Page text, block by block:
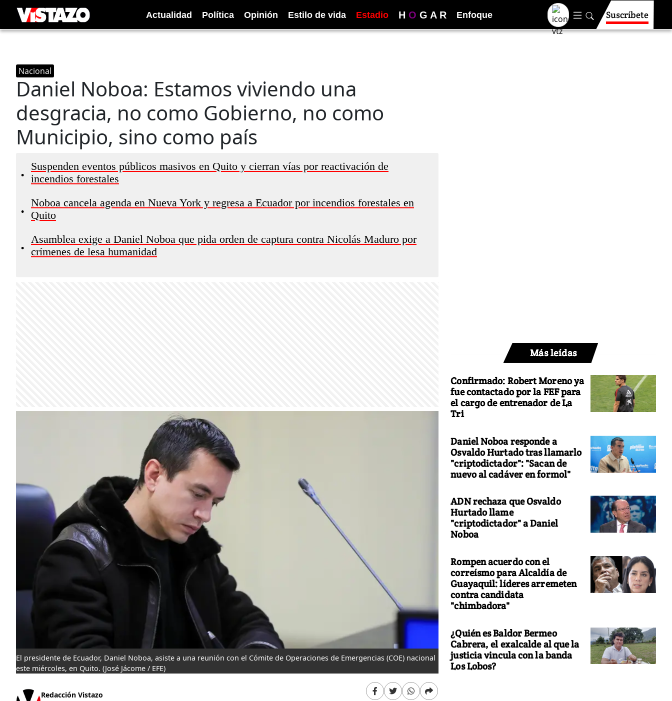
Actualidad Política Opinión Estilo de vida Estadio H O G A R Enfoque Suscríbete
Nacional
Daniel Noboa: Estamos viviendo una
desgracia, no como Gobierno, no como
Municipio, sino como país
•
Suspenden eventos públicos masivos en Quito y cierran vías por reactivación de
incendios forestales
•
Noboa cancela agenda en Nueva York y regresa a Ecuador por incendios forestales en
Quito
•
Asamblea exige a Daniel Noboa que pida orden de captura contra Nicolás Maduro por
crímenes de lesa humanidad
El presidente de Ecuador, Daniel Noboa, asiste a una reunión con el Cómite de Operaciones de Emergencias (COE) nacional
este miércoles, en Quito. (José Jácome / EFE)
Redacción Vistazo
Más leídas
Confirmado: Robert Moreno ya
fue contactado por la FEF para
el cargo de entrenador de La
Tri
Daniel Noboa responde a
Osvaldo Hurtado tras llamarlo
"criptodictador": "Sacan de
nuevo al cadáver en formol"
ADN rechaza que Osvaldo
Hurtado llame
"criptodictador" a Daniel
Noboa
Rompen acuerdo con el
correísmo para Alcaldía de
Guayaquil: líderes arremeten
contra candidata
"chimbadora"
¿Quién es Baldor Bermeo
Cabrera, el exalcalde al que la
justicia vincula con la banda
Los Lobos?